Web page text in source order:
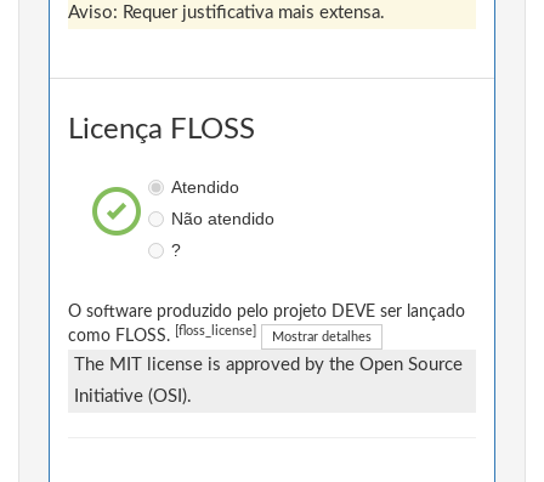
Aviso: Requer justificativa mais extensa.
Licença FLOSS
Atendido
Não atendido
?
O software produzido pelo projeto DEVE ser lançado
como FLOSS.
[floss_license] Mostrar detalhes
The MIT license is approved by the Open Source
Initiative (OSI).